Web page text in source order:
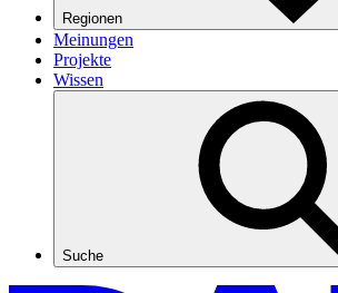
Regionen
Meinungen
Projekte
Wissen
Suche